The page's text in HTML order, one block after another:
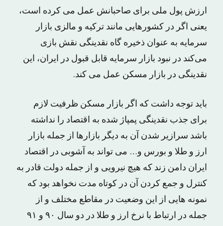
ارزش پول ملی برای صاحبانش عمل می کرده است،
یعنی‌ اگر در کشورهایی مانند ترکیه و مالزی بازار
سرمایه به عنوان ذخیره گاه نقدینگی نقش بازی
می‌کند در نبود بازار سرمایه قابل قبول در ایران، این
نقدینگی در بازار مسکن عمل می کند.
باید توجه داشت که اگر بازار مسکن ظرفیت لازم
برای جذب نقدینگی پمپاژ شده به اقتصاد را نداشته
باشد سرازیر شدن آن به دیگر بازارها از جمله بازار
ارز و طلا و بورس و… می تواند به آشوبی در اقتصاد
ایران دامن زند که هیچ نیرویی و از جمله دولت قادر به
کنترل و جمع کردن آن در کوتاه مدت نخواهد بود که
نمونه هایی از این وضعیت در مقاطع مختلف و از
جمله در ارتباط با نرخ ارز و طلا در دو سال ٩٠ و ٩١